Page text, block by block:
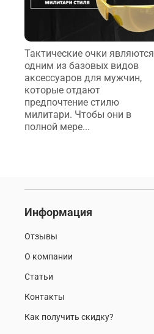
Тактические очки являются
одним из базовых видов
аксессуаров для мужчин,
которые отдают
предпочтение стилю
милитари. Чтобы они в
полной мере...
Информация
Отзывы
О компании
Статьи
Контакты
Как получить скидку?